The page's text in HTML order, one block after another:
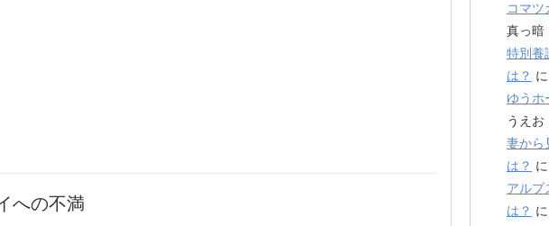
への不満
コマツ
真っ暗
特別養
は？
ゆうホ
うえお
妻から
は？
アルプ
は？